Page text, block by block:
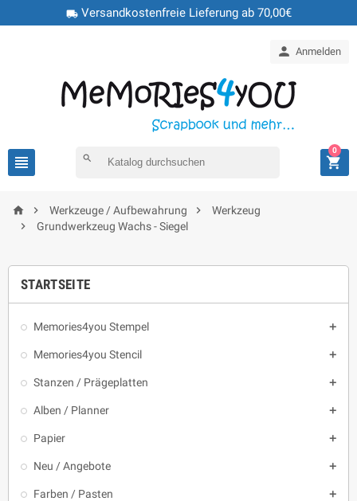
local_shippingVersandkostenfreie Lieferung ab 70,00€
 Anmelden
 search 
0
  Werkzeuge / Aufbewahrung 
Werkzeug

Grundwerkzeug Wachs - Siegel
STARTSEITE
Memories4you Stempel 
Memories4you Stencil 
Stanzen / Prägeplatten 
Alben / Planner 
Papier 
Neu / Angebote 
Farben / Pasten 